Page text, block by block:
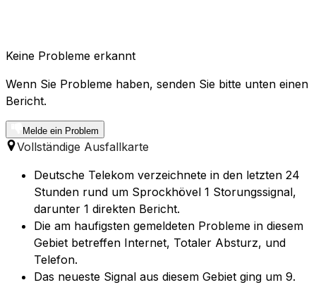
Keine Probleme erkannt
Wenn Sie Probleme haben, senden Sie bitte unten einen
Bericht.
Melde ein Problem
Vollständige Ausfallkarte
Deutsche Telekom verzeichnete in den letzten 24
Stunden rund um Sprockhövel 1 Storungssignal,
darunter 1 direkten Bericht.
Die am haufigsten gemeldeten Probleme in diesem
Gebiet betreffen Internet, Totaler Absturz, und
Telefon.
Das neueste Signal aus diesem Gebiet ging um 9.